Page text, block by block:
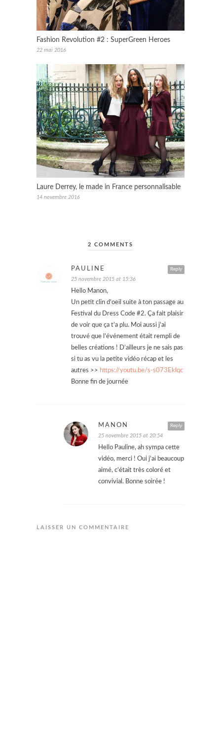
Fashion Revolution #2 : SuperGreen Heroes
22 mai 2016
Laure Derrey, le made in France personnalisable
14 novembre 2016
2 COMMENTS
Reply
PAULINE
25 novembre 2015 at 15:36
Hello Manon,
Un petit clin d’oeil suite à ton passage au
Festival du Dress Code #2. Ça fait plaisir
de voir que ça t’a plu. Moi aussi j’ai
trouvé que l’événement était rempli de
belles créations ! D’ailleurs je ne sais pas
si tu as vu la petite vidéo récap et les
autres >> https://youtu.be/s-s073Eklqc
Bonne fin de journée
Reply
MANON
25 novembre 2015 at 20:54
Hello Pauline, ah sympa cette
vidéo, merci ! Oui j’ai beaucoup
aimé, c’était très coloré et
convivial. Bonne soirée !
LAISSER UN COMMENTAIRE